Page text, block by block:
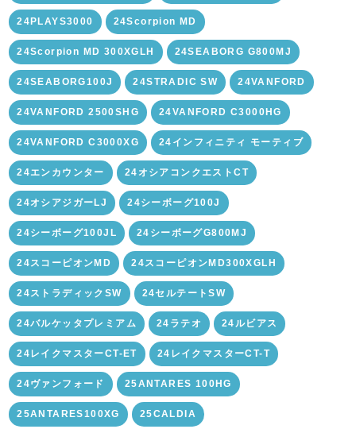
24PLAYS3000 24Scorpion MD
24Scorpion MD 300XGLH 24SEABORG G800MJ
24SEABORG100J 24STRADIC SW 24VANFORD
24VANFORD 2500SHG 24VANFORD C3000HG
24VANFORD C3000XG 24インフィニティ モーティブ
24エンカウンター 24オシアコンクエストCT
24オシアジガーLJ 24シーボーグ100J
24シーボーグ100JL 24シーボーグG800MJ
24スコーピオンMD 24スコーピオンMD300XGLH
24ストラディックSW 24セルテートSW
24バルケッタプレミアム 24ラテオ 24ルビアス
24レイクマスターCT-ET 24レイクマスターCT-T
24ヴァンフォード 25ANTARES 100HG
25ANTARES100XG 25CALDIA